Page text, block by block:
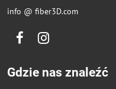
info @ fiber3D.com
FacebookInstagram
Gdzie nas znaleźć